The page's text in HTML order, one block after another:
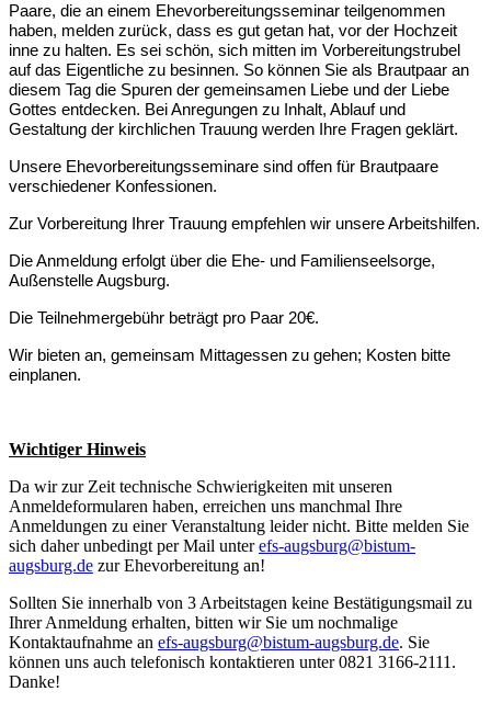
Paare, die an einem Ehevorbereitungsseminar teilgenommen
haben, melden zurück, dass es gut getan hat, vor der Hochzeit
inne zu halten. Es sei schön, sich mitten im Vorbereitungstrubel
auf das Eigentliche zu besinnen. So können Sie als Brautpaar an
diesem Tag die Spuren der gemeinsamen Liebe und der Liebe
Gottes entdecken. Bei Anregungen zu Inhalt, Ablauf und
Gestaltung der kirchlichen Trauung werden Ihre Fragen geklärt.
Unsere Ehevorbereitungsseminare sind offen für Brautpaare
verschiedener Konfessionen.
Zur Vorbereitung Ihrer Trauung empfehlen wir unsere Arbeitshilfen.
Die Anmeldung erfolgt über die Ehe- und Familienseelsorge,
Außenstelle Augsburg.
Die Teilnehmergebühr beträgt pro Paar 20€.
Wir bieten an, gemeinsam Mittagessen zu gehen; Kosten bitte
einplanen.
Wichtiger Hinweis
Da wir zur Zeit technische Schwierigkeiten mit unseren
Anmeldeformularen haben, erreichen uns manchmal Ihre
Anmeldungen zu einer Veranstaltung leider nicht. Bitte melden Sie
sich daher unbedingt per Mail unterefs-augsburg@bistum-
augsburg.de zur Ehevorbereitung an!
Sollten Sie innerhalb von 3 Arbeitstagen keine Bestätigungsmail zu
Ihrer Anmeldung erhalten, bitten wir Sie um nochmalige
Kontaktaufnahme an efs-augsburg@bistum-augsburg.de. Sie
können uns auch telefonisch kontaktieren unter 0821 3166-2111.
Danke!